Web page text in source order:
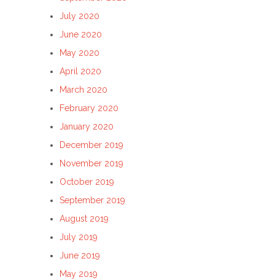
July 2020
June 2020
May 2020
April 2020
March 2020
February 2020
January 2020
December 2019
November 2019
October 2019
September 2019
August 2019
July 2019
June 2019
May 2019